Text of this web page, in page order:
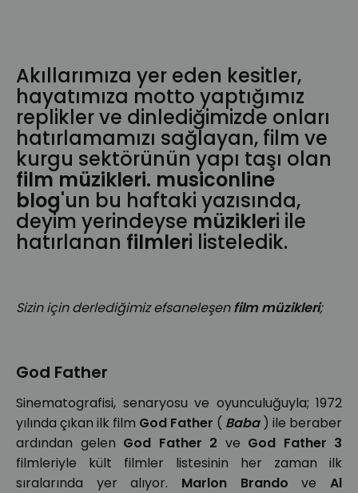
Akıllarımıza yer eden kesitler,
hayatımıza motto yaptığımız
replikler ve dinlediğimizde onları
hatırlamamızı sağlayan, film ve
kurgu sektörünün yapı taşı olan
film müzikleri. musiconline
blog'un bu haftaki yazısında,
deyim yerindeyse müzikleri ile
hatırlanan filmleri listeledik.
Sizin için derlediğimiz efsaneleşenfilm müzikleri;
God Father
Sinematografisi, senaryosu ve oyunculuğuyla; 1972
yılında çıkan ilk film God Father ( Baba ) ile beraber
ardından gelen God Father 2 ve God Father 3
filmleriyle kült filmler listesinin her zaman ilk
sıralarında yer alıyor. Marlon Brando veAl